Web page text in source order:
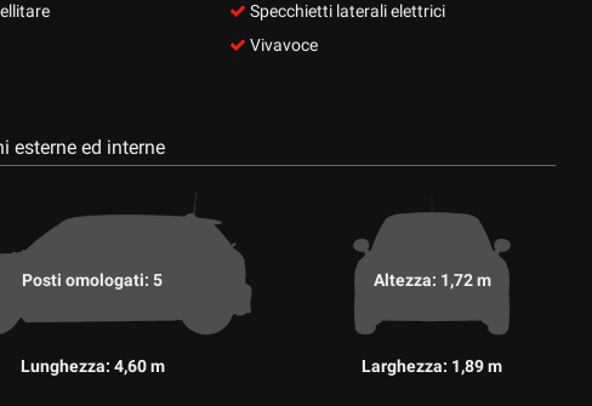
Specchietti laterali elettrici
Vivavoce
esterne ed interne
Posti omologati: 5
Lunghezza: 4,60 m
Altezza: 1,72 m
Larghezza: 1,89 m